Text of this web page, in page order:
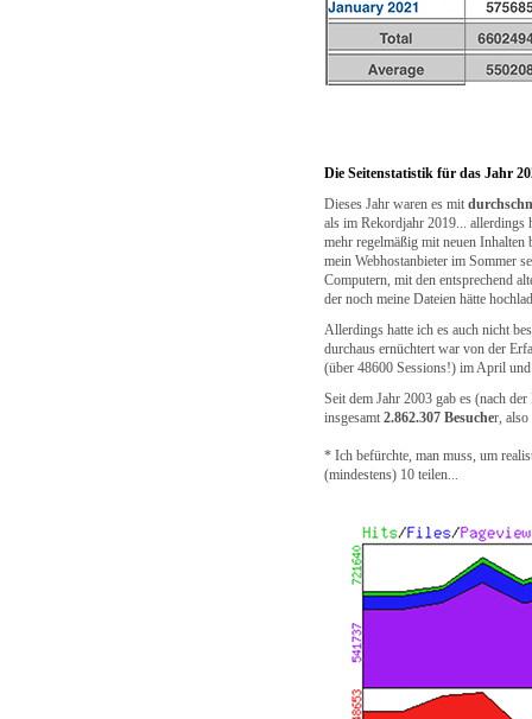
Die Seitenstatistik für das Jahr
Dieses Jahr waren es mit
als im Rekordjahr 2019... allerdings
mehr regelmäßig mit neuen
mein Webhostanbieter im Sommer
Computern, mit den entsprechend
der noch meine Dateien hätte
Allerdings hatte ich es auch nicht
durchaus ernüchtert war von der
(über 48600 Sessions!) im April
Seit dem Jahr 2003 gab es (nach
insgesamt 2.862.307 Besucher,
* Ich befürchte, man muss, um
(mindestens) 10 teilen...